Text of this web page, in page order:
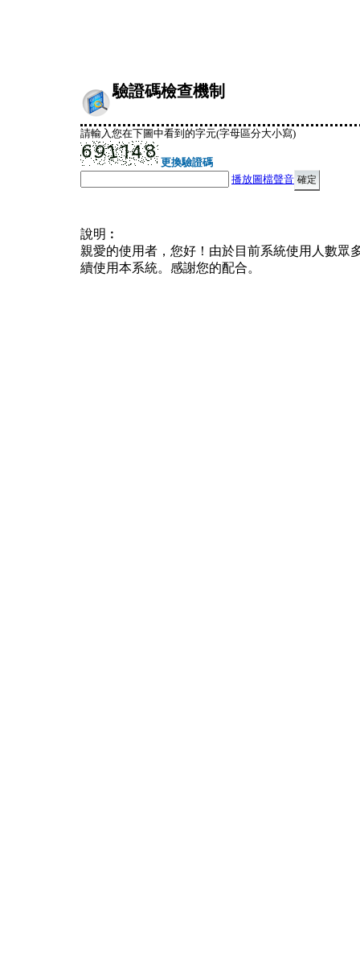
驗證碼檢查機制
請輸入您在下圖中看到的字元(字母區分大小寫)
更換驗證碼
播放圖檔聲音
說明︰
親愛的使用者，您好！由於目前系統使用人數眾
續使用本系統。感謝您的配合。